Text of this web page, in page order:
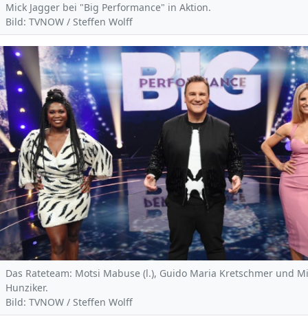
Mick Jagger bei "Big Performance" in Aktion.
Bild: TVNOW / Steffen Wolff
Das Rateteam: Motsi Mabuse (l.), Guido Maria Kretschmer und
Hunziker.
Bild: TVNOW / Steffen Wolff